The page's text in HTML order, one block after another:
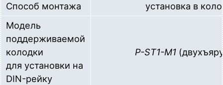
Способ монтажа
установка в
Модель
поддерживаемой
колодки
для установки на
DIN-рейку
P-ST1-M1